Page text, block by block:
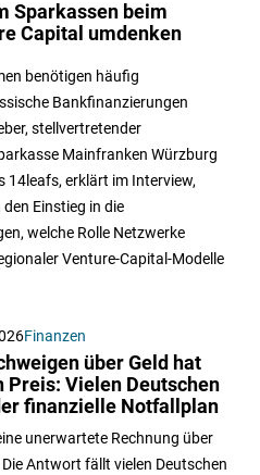
Sparkassen beim
Capital umdenken
benötigen häufig
Bankfinanzierungen
stellvertretender
Mainfranken Würzburg
14leafs, erklärt im Interview,
Einstieg in die
welche Rolle Netzwerke
Venture-Capital-Modelle
Finanzen
über Geld hat
Preis: Vielen Deutschen
finanzielle Notfallplan
unerwartete Rechnung über
Antwort fällt vielen Deutschen